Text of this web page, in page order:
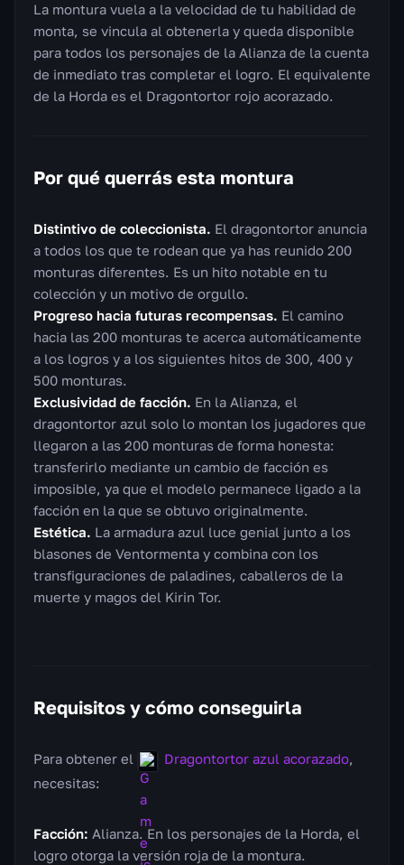
La montura vuela a la velocidad de tu habilidad de
monta, se vincula al obtenerla y queda disponible
para todos los personajes de la Alianza de la cuenta
de inmediato tras completar el logro. El equivalente
de la Horda es el Dragontortor rojo acorazado.
Por qué querrás esta montura
Distintivo de coleccionista. El dragontortor anuncia
a todos los que te rodean que ya has reunido 200
monturas diferentes. Es un hito notable en tu
colección y un motivo de orgullo.
Progreso hacia futuras recompensas. El camino
hacia las 200 monturas te acerca automáticamente
a los logros y a los siguientes hitos de 300, 400 y
500 monturas.
Exclusividad de facción. En la Alianza, el
dragontortor azul solo lo montan los jugadores que
llegaron a las 200 monturas de forma honesta:
transferirlo mediante un cambio de facción es
imposible, ya que el modelo permanece ligado a la
facción en la que se obtuvo originalmente.
Estética. La armadura azul luce genial junto a los
blasones de Ventormenta y combina con los
transfiguraciones de paladines, caballeros de la
muerte y magos del Kirin Tor.
Requisitos y cómo conseguirla
Para obtener el Dragontortor azul acorazado,
necesitas:
Facción: Alianza. En los personajes de la Horda, el
logro otorga la versión roja de la montura.